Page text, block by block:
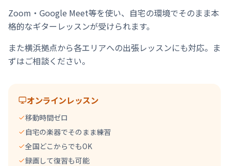
Zoom・Google Meet等を使い、自宅の環境でそのまま本
格的なギターレッスンが受けられます。
また横浜拠点から各エリアへの出張レッスンにも対応。ま
ずはご相談ください。
オンラインレッスン
移動時間ゼロ
自宅の楽器でそのまま練習
全国どこからでもOK
録画して復習も可能